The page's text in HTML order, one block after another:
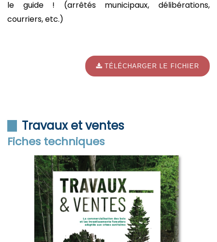
le guide ! (arrêtés municipaux, délibérations,
courriers, etc.)
TÉLÉCHARGER LE FICHIER
Travaux et ventes
Fiches techniques